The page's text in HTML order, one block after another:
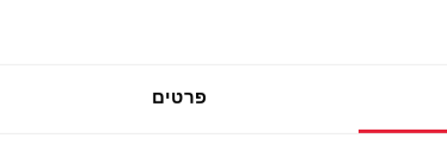
פרטים